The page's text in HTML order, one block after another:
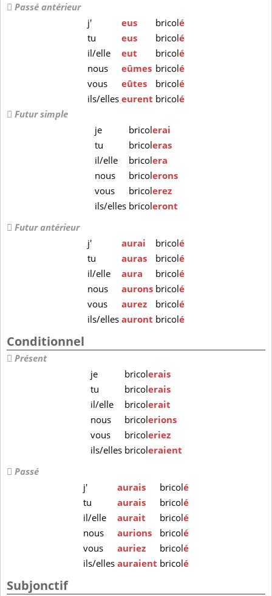
Passé antérieur
j'
eus bricolé
tu
eus bricolé
il/elle
eut bricolé
nous
eûmes bricolé
vous
eûtes bricolé
ils/elleseurent bricolé
Futur simple
je
bricolerai
tu
bricoleras
il/elle
bricolera
nous
bricolerons
vous
bricolerez
ils/elles bricoleront
Futur antérieur
j'
aurai bricolé
tu
auras bricolé
il/elle
aura bricolé
nous
aurons bricolé
vous
aurez bricolé
ils/ellesauront bricolé
Conditionnel
Présent
je
bricolerais
tu
bricolerais
il/elle
bricolerait
nous
bricolerions
vous
bricoleriez
ils/elles bricoleraient
Passé
j'
aurais bricolé
tu
aurais bricolé
il/elle
aurait bricolé
nous
aurions bricolé
vous
auriez bricolé
ils/ellesauraient bricolé
Subjonctif